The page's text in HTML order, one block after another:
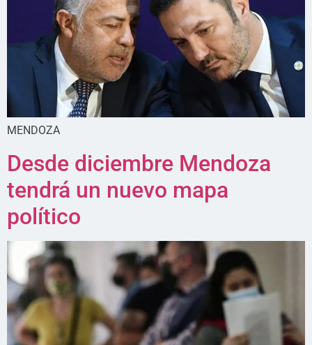
MENDOZA
Desde diciembre Mendoza
tendrá un nuevo mapa
político